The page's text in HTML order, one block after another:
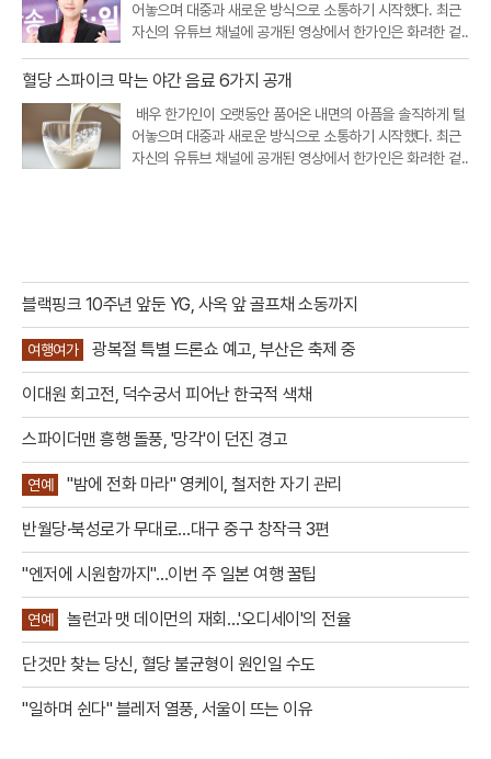
어놓으며 대중과 새로운 방식으로 소통하기 시작했다. 최근
자신의 유튜브 채널에 공개된 영상에서 한가인은 화려한 겉..
혈당 스파이크 막는 야간 음료 6가지 공개
배우 한가인이 오랫동안 품어온 내면의 아픔을 솔직하게 털
어놓으며 대중과 새로운 방식으로 소통하기 시작했다. 최근
자신의 유튜브 채널에 공개된 영상에서 한가인은 화려한 겉..
블랙핑크 10주년 앞둔 YG, 사옥 앞 골프채 소동까지
여행여가 광복절 특별 드론쇼 예고, 부산은 축제 중
이대원 회고전, 덕수궁서 피어난 한국적 색채
스파이더맨 흥행 돌풍, '망각'이 던진 경고
연예 "밤에 전화 마라" 영케이, 철저한 자기 관리
반월당·북성로가 무대로…대구 중구 창작극 3편
"엔저에 시원함까지"…이번 주 일본 여행 꿀팁
연예 놀런과 맷 데이먼의 재회…'오디세이'의 전율
단것만 찾는 당신, 혈당 불균형이 원인일 수도
"일하며 쉰다" 블레저 열풍, 서울이 뜨는 이유